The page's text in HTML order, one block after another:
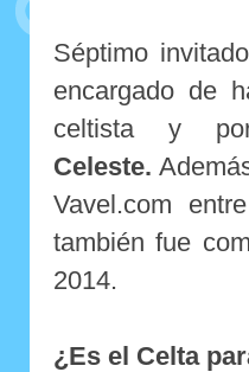
Séptimo
encargado de
celtista y
Celeste.
Vavel.com
también fue
2014.
¿Es el Celta